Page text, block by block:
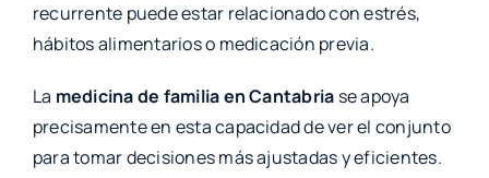
recurrente puede estar relacionado con estrés,
hábitos alimentarios o medicación previa.
La medicina de familia en Cantabria se apoya
precisamente en esta capacidad de ver el conjunto
para tomar decisiones más ajustadas y eficientes.